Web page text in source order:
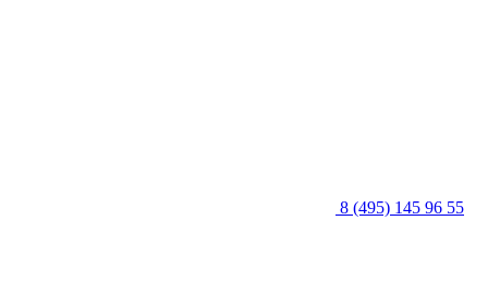
8 (495) 145 96 55